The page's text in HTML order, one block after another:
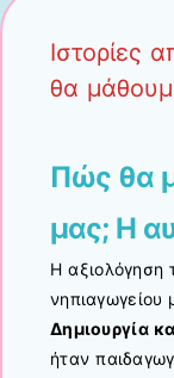
Ιστορίες
θα
Πώς θα
μας; Η
Η αξιολόγηση
νηπιαγωγείου
Δημιουργία
ήταν